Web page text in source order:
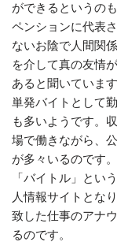
ができるというの
ペンションに代表
ないお陰で人間関
を介して真の友情
あると聞いています
単発バイトとして
も多いようです。
場で働きながら、
が多々いるのです。
「バイトル」とい
人情報サイトとな
致した仕事のアナ
るのです。